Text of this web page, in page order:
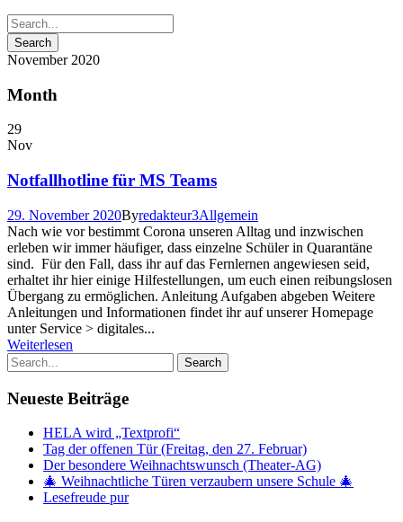
November 2020
Month
29
Nov
Notfallhotline für MS Teams
29. November 2020Byredakteur3Allgemein
Nach wie vor bestimmt Corona unseren Alltag und inzwischen
erleben wir immer häufiger, dass einzelne Schüler in Quarantäne
sind. Für den Fall, dass ihr auf das Fernlernen angewiesen seid,
erhaltet ihr hier einige Hilfestellungen, um euch einen reibungslosen
Übergang zu ermöglichen. Anleitung Aufgaben abgeben Weitere
Anleitungen und Informationen findet ihr auf unserer Homepage
unter Service > digitales...
Weiterlesen
Neueste Beiträge
HELA wird „Textprofi“
Tag der offenen Tür (Freitag, den 27. Februar)
Der besondere Weihnachtswunsch (Theater-AG)
🎄 Weihnachtliche Türen verzaubern unsere Schule 🎄
Lesefreude pur